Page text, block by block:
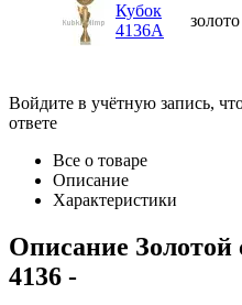
Кубок
4136A
золото
Войдите в учётную запись,
ответе
Все о товаре
Описание
Характеристики
Описание
4136 -